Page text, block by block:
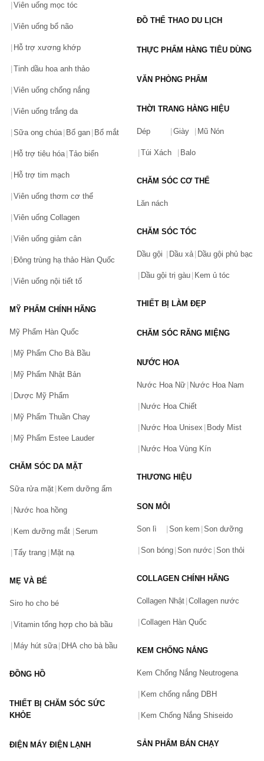
Bạn gặp vấn đề về sản phẩm hay mua hàng?
Hãy báo lỗi cho chúng tôi. Hoặc gọi cho chúng tôi qua số
Vấn đề(*)
Viên uống mọc tóc
Viên uống bổ não
Hỗ trợ xương khớp
Tinh dầu hoa anh thảo
Viên uống chống nắng
Viên uống trắng da
Sữa ong chúa Bổ gan Bổ mắt
Hỗ trợ tiêu hóa Tảo biển
Hỗ trợ tim mạch
Viên uống thơm cơ thể
Viên uống Collagen
Viên uống giảm cân
Đông trùng hạ thảo Hàn Quốc
Viên uống nội tiết tố
MỸ PHẨM CHÍNH HÃNG
Mỹ Phẩm Hàn Quốc
Mỹ Phẩm Cho Bà Bầu
Mỹ Phẩm Nhật Bản
Dược Mỹ Phẩm
Mỹ Phẩm Thuần Chay
Mỹ Phẩm Estee Lauder
CHĂM SÓC DA MẶT
Sữa rửa mặt Kem dưỡng ẩm
Nước hoa hồng
Kem dưỡng mắt Serum
Tẩy trang Mặt nạ
MẸ VÀ BÉ
Siro ho cho bé
Vitamin tổng hợp cho bà bầu
Máy hút sữa DHA cho bà bầu
ĐỒNG HỒ
THIẾT BỊ CHĂM SÓC SỨC
KHỎE
ĐIỆN MÁY ĐIỆN LẠNH
ĐỒ THỂ THAO DU LỊCH
THỰC PHẨM HÀNG TIÊU DÙNG
VĂN PHÒNG PHẨM
THỜI TRANG HÀNG HIỆU
Dép Giày Mũ Nón
Túi Xách Balo
CHĂM SÓC CƠ THỂ
Lăn nách
CHĂM SÓC TÓC
Dầu gội Dầu xả Dầu gội phủ bạc
Dầu gội trị gàu Kem ủ tóc
THIẾT BỊ LÀM ĐẸP
CHĂM SÓC RĂNG MIỆNG
NƯỚC HOA
Nước Hoa Nữ Nước Hoa Nam
Nước Hoa Chiết
Nước Hoa Unisex Body Mist
Nước Hoa Vùng Kín
THƯƠNG HIỆU
SON MÔI
Son lì Son kem Son dưỡng
Son bóng Son nước Son thỏi
COLLAGEN CHÍNH HÃNG
Collagen Nhật Collagen nước
Collagen Hàn Quốc
KEM CHỐNG NẮNG
Kem Chống Nắng Neutrogena
Kem chống nắng DBH
Kem Chống Nắng Shiseido
SẢN PHẨM BÁN CHẠY